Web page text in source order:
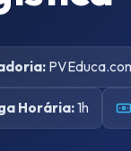
Horária:1h